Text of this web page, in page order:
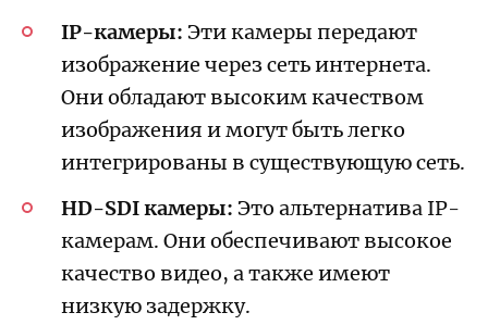
IP-камеры: Эти камеры передают
изображение через сеть интернета.
Они обладают высоким качеством
изображения и могут быть легко
интегрированы в существующую сеть.
HD-SDI камеры: Это альтернатива IP-
камерам. Они обеспечивают высокое
качество видео, а также имеют
низкую задержку.